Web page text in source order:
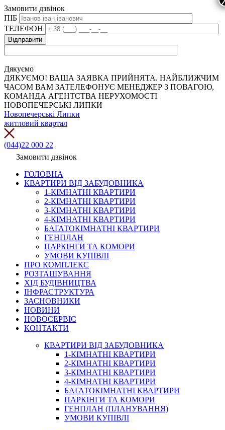
Замовити дзвінок
ПІБ
ТЕЛЕФОН
Дякуємо
ДЯКУЄМО! ВАША ЗАЯВКА ПРИЙНЯТА. НАЙБЛИЖЧИМ
ЧАСОМ ВАМ ЗАТЕЛЕФОНУЄ МЕНЕДЖЕР З ПОВАГОЮ,
КОМАНДА АГЕНТСТВА НЕРУХОМОСТІ
НОВОПЕЧЕРСЬКІ ЛИПКИ
Новопечерські Липки
житловий квартал
(044)22 000 22
Замовити дзвінок
ГОЛОВНА
КВАРТИРИ ВІД ЗАБУДОВНИКА
1-КІМНАТНІ КВАРТИРИ
2-КІМНАТНІ КВАРТИРИ
3-КІМНАТНІ КВАРТИРИ
4-КІМНАТНІ КВАРТИРИ
БАГАТОКІМНАТНІ КВАРТИРИ
ГЕНПЛАН
ПАРКІНГИ ТА КОМОРИ
УМОВИ КУПІВЛІ
ПРО КОМПЛЕКС
РОЗТАШУВАННЯ
ХІД БУДІВНИЦТВА
ІНФРАСТРУКТУРА
ЗАСНОВНИКИ
НОВИНИ
НОВОСЕРВІС
КОНТАКТИ
КВАРТИРИ ВІД ЗАБУДОВНИКА
1-КІМНАТНІ КВАРТИРИ
2-КІМНАТНІ КВАРТИРИ
3-КІМНАТНІ КВАРТИРИ
4-КІМНАТНІ КВАРТИРИ
БАГАТОКІМНАТНІ КВАРТИРИ
ПАРКІНГИ ТА КОМОРИ
ГЕНПЛАН (ПЛАНУВАННЯ)
УМОВИ КУПІВЛІ